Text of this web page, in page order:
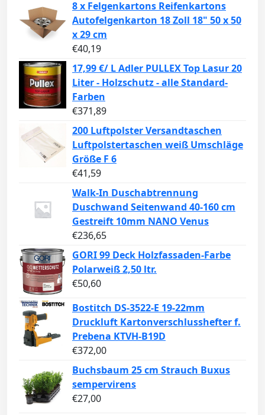
8 x Felgenkartons Reifenkartons
Autofelgenkarton 18 Zoll 18" 50 x 50
x 29 cm
€40,19
17,99 €/ L Adler PULLEX Top Lasur 20
Liter - Holzschutz - alle Standard-
Farben
€371,89
200 Luftpolster Versandtaschen
Luftpolstertaschen weiß Umschläge
Größe F 6
€41,59
Walk-In Duschabtrennung
Duschwand Seitenwand 40-160 cm
Gestreift 10mm NANO Venus
€236,65
GORI 99 Deck Holzfassaden-Farbe
Polarweiß 2,50 ltr.
€50,60
Bostitch DS-3522-E 19-22mm
Druckluft Kartonverschlusshefter f.
Prebena KTVH-B19D
€372,00
Buchsbaum 25 cm Strauch Buxus
sempervirens
€27,00